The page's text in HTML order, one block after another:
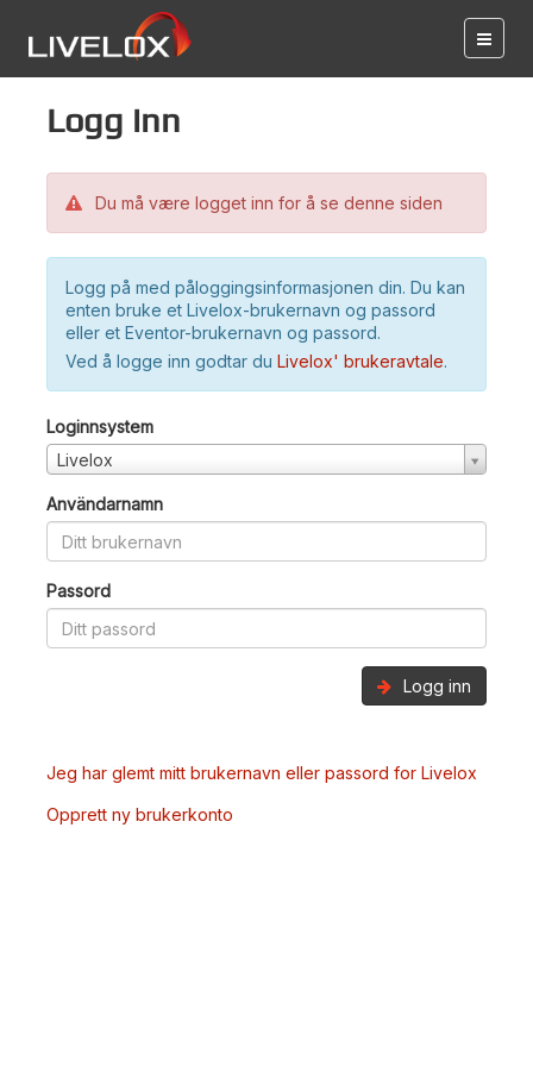
Logg inn
Du må være logget inn for å se denne siden
Logg på med påloggingsinformasjonen din. Du kan
enten bruke et Livelox-brukernavn og passord
eller et Eventor-brukernavn og passord.
Ved å logge inn godtar du Livelox' brukeravtale.
Loginnsystem
Livelox
Användarnamn
Passord
Logg inn
Jeg har glemt mitt brukernavn eller passord for Livelox
Opprett ny brukerkonto